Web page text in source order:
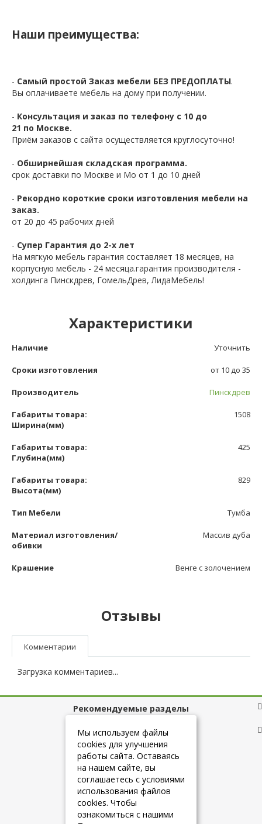
Наши преимущества:
- Самый простой Заказ мебели БЕЗ ПРЕДОПЛАТЫ.
Вы оплачиваете мебель на дому при получении.
- Консультация и заказ по телефону с 10 до
21 по Москве.
Приём заказов с сайта осуществляется круглосуточно!
- Обширнейшая складская программа.
срок доставки по Москве и Мо от 1 до 10 дней
- Рекордно короткие сроки изготовления мебели на
заказ.
от 20 до 45 рабочих дней
- Супер Гарантия до 2-х лет
На мягкую мебель гарантия составляет 18 месяцев, на
корпусную мебель - 24 месяца.гарантия производителя -
холдинга Пинскдрев, ГомельДрев, ЛидаМебель!
Характеристики
Наличие Уточнить
Сроки изготовления от 10 до 35
Производитель Пинскдрев
Габариты товара:
Ширина(мм)
1508
Габариты товара:
Глубина(мм)
425
Габариты товара:
Высота(мм)
829
Тип Мебели Тумба
Материал изготовления/
обивки
Массив дуба
Крашение Венге с золочением
Отзывы
Комментарии
Загрузка комментариев...
Рекомендуемые разделы
Полезные ссылки
+7 (925) 084-10-60
Мы используем файлы
cookies для улучшения
работы сайта. Оставаясь
на нашем сайте, вы
соглашаетесь с условиями
использования файлов
cookies. Чтобы
ознакомиться с нашими